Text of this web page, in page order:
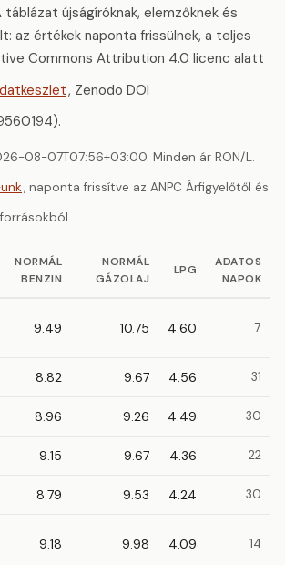
újságíróknak, elemzőknek és
az értékek naponta frissülnek, a teljes
Commons Attribution 4.0 licenc alatt
, Zenodo DOI
08-07T07:56+03:00. Minden ár RON/L.
, naponta frissítve az ANPC Árfigyelőtől és
NORMÁL
BENZIN
NORMÁL
GÁZOLAJ
LPG
ADATOS
NAPOK
9.49 10.75 4.60 7
8.82 9.67 4.56 31
8.96 9.26 4.49 30
9.15 9.67 4.36 22
8.79 9.53 4.24 30
9.18 9.98 4.09 14